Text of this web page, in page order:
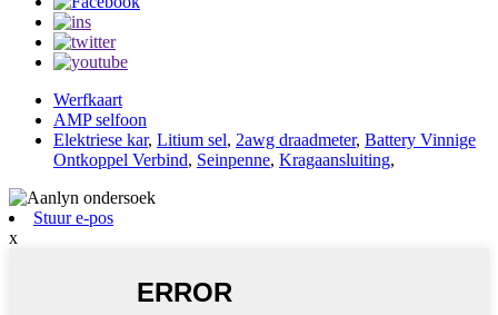
Werfkaart
AMP selfoon
Elektriese kar, Litium sel, 2awg draadmeter, Battery Vinnige
Ontkoppel Verbind, Seinpenne, Kragaansluiting,
Stuur e-pos
x